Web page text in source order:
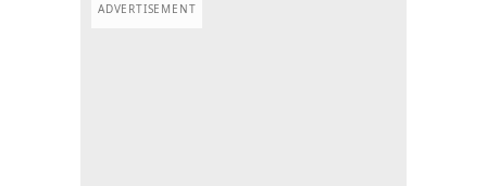
ADVERTISEMENT